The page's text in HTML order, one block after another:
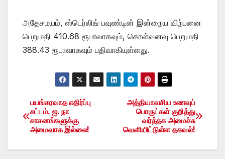
அதேசமயம், ஸ்டெர்லிங் பவுண்டின் இன்றைய விற்பனை
பெறுமதி 410.68 ரூபாவாகவும், கொள்வனவு பெறுமதி
388.43 ரூபாவாகவும் பதிவாகியுள்ளது.
Post
navigation
அத்தியாவசிய உணவுப்
பொருட்கள் குறித்து
வர்த்தக அமைச்சு
வெளியிட்டுள்ள தகவல்!
பயங்கரவாத எதிர்ப்பு
சட்டம். ஐ. நா
சாசனங்களுக்கு
அமைவாக இல்லை!